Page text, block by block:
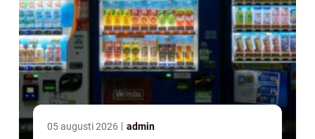
05 augusti 2026 admin